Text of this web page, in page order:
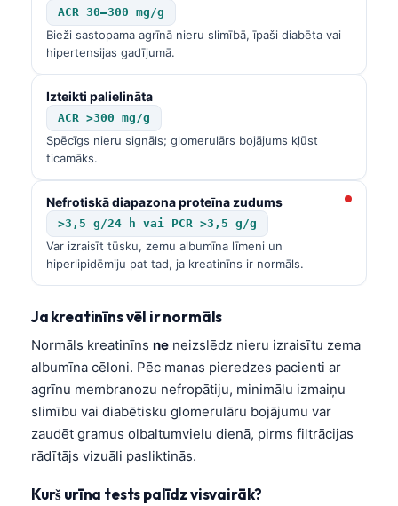
ACR 30–300 mg/g
Bieži sastopama agrīnā nieru slimībā, īpaši diabēta vai
hipertensijas gadījumā.
Izteikti palielināta
ACR >300 mg/g
Spēcīgs nieru signāls; glomerulārs bojājums kļūst
ticamāks.
Nefrotiskā diapazona proteīna zudums
>3,5 g/24 h vai PCR >3,5 g/g
Var izraisīt tūsku, zemu albumīna līmeni un
hiperlipidēmiju pat tad, ja kreatinīns ir normāls.
Ja kreatinīns vēl ir normāls
Normāls kreatinīns ne neizslēdz nieru izraisītu zema
albumīna cēloni. Pēc manas pieredzes pacienti ar
agrīnu membranozu nefropātiju, minimālu izmaiņu
slimību vai diabētisku glomerulāru bojājumu var
zaudēt gramus olbaltumvielu dienā, pirms filtrācijas
rādītājs vizuāli pasliktinās.
Kurš urīna tests palīdz visvairāk?